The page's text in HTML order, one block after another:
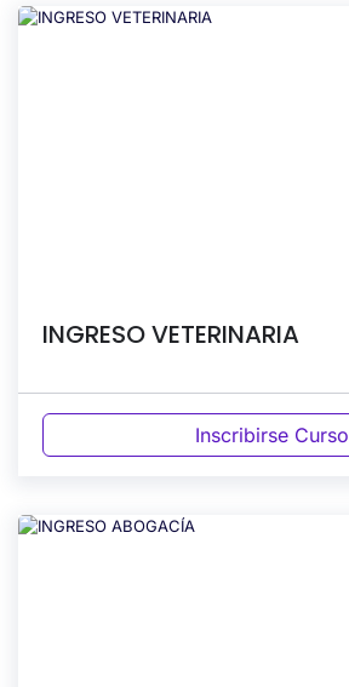
INGRESO VETERINARIA
Inscribirse Curso